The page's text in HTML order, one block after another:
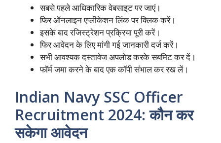
सबसे पहले आधिकारिक वेबसाइट पर जाएं।
फिर ऑनलाइन एप्लीकेशन लिंक पर क्लिक करें।
इसके बाद रजिस्ट्रेशन प्रक्रिया पूरी करें।
फिर आवेदन के लिए मांगी गई जानकारी दर्ज करें।
सभी आवश्यक दस्तावेज अपलोड करके सबमिट कर दें।
फॉर्म जमा करने के बाद एक कॉपी संभाल कर रख लें।
Indian Navy SSC Officer
Recruitment 2024: कौन कर
सकेगा आवेदन